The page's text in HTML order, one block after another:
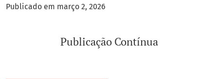
Publicado em março 2, 2026
Publicação Contínua